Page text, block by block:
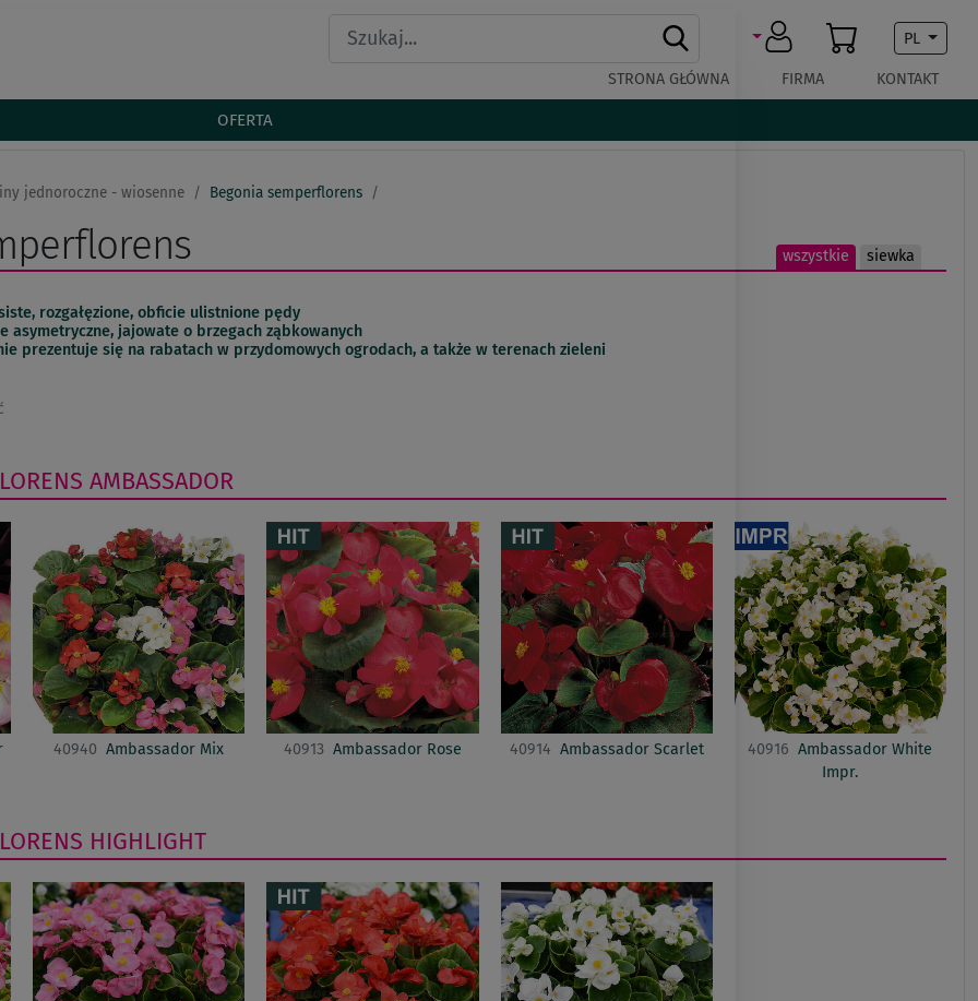
PL
STRONA GŁÓWNA FIRMA KONTAKT
OFERTA
jednoroczne - wiosenne Begonia semperflorens
wszystkie siewka
rozgałęzione, obficie ulistnione pędy
asymetryczne, jajowate o brzegach ząbkowanych
prezentuje się na rabatach w przydomowych ogrodach, a także w terenach zieleni
AMBASSADOR
40940 Ambassador Mix 40913 Ambassador Rose 40914 Ambassador Scarlet 40916 Ambassador White
Impr.
HIGHLIGHT